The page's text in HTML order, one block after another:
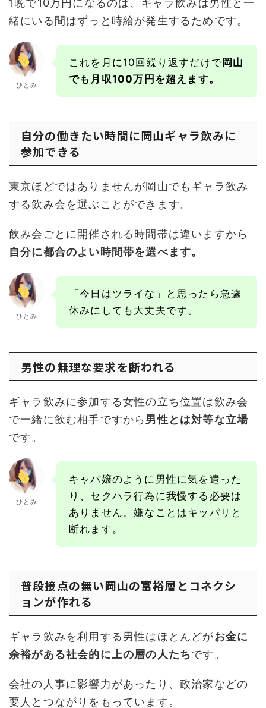
1晩で10万円になるのは、ギャラ飲みは男性と一
緒にいる間はずっと時給が発生するためです。
ひとみ
これを月に10回繰り返すだけで岡山
でも月収100万円を超えます。
自分の働きたい時間に岡山ギャラ飲みに
参加できる
東京ほどではありませんが岡山でもギャラ飲み
する飲み会を選ぶことができます。
飲み会ごとに開催される時間帯は違いますから
自分に都合のよい時間帯を選べます。
ひとみ
「今日はツライな」と思ったら急遽
休みにしても大丈夫です。
男性の無理な要求を断われる
ギャラ飲みに参加する女性の立ち位置は飲み会
で一緒に飲む相手ですから 男性とは対等な立場
です。
ひとみ
キャバ嬢のように男性に気を遣った
り、セクハラ行為に我慢する必要は
ありません。嫌なことはキッパリと
断れます。
普段接点の無い岡山の富裕層とコネクシ
ョンが作れる
ギャラ飲みを利用する男性はほとんどがお金に
余裕がある社会的に上の層の人たちです。
会社の人事に影響力があったり、政治家などの
要人とつながりをもっています。